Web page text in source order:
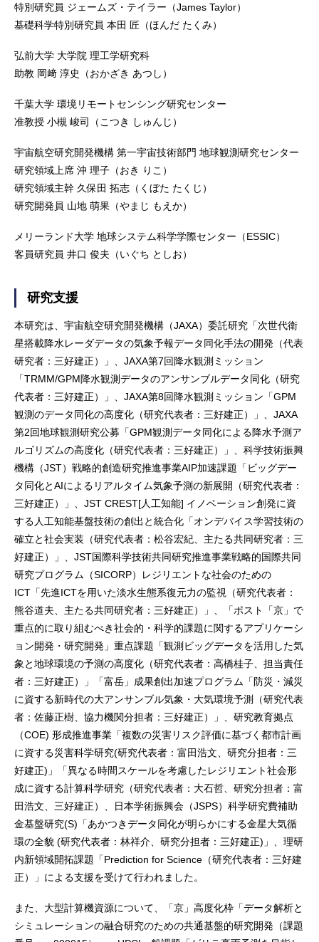
特別研究員 ジェームズ・テイラー（James Taylor）
基礎科学特別研究員 本田 匠（ほんだ たくみ）
弘前大学 大学院 理工学研究科
助教 岡﨑 淳史（おかざき あつし）
千葉大学 環境リモートセンシング研究センター
准教授 小槻 峻司（こつき しゅんじ）
宇宙航空研究開発機構 第一宇宙技術部門 地球観測研究センター
研究領域上席 沖 理子（おき りこ）
研究領域主幹 久保田 拓志（くぼた たくじ）
研究開発員 山地 萌果（やまじ もえか）
メリーランド大学 地球システム科学学際センター（ESSIC）
客員研究員 井口 俊夫（いぐち としお）
研究支援
本研究は、宇宙航空研究開発機構（JAXA）委託研究「次世代衛
星搭載降水レーダデータの気象予報データ同化手法の開発（代表
研究者：三好建正）」、JAXA第7回降水観測ミッション
「TRMM/GPM降水観測データのアンサンブルデータ同化（研究
代表者：三好建正）」、JAXA第8回降水観測ミッション「GPM
観測のデータ同化の高度化（研究代表者：三好建正）」、JAXA
第2回地球観測研究公募「GPM観測データ同化による降水予測ア
ルゴリズムの高度化（研究代表者：三好建正）」、科学技術振興
機構（JST）戦略的創造研究推進事業AIP加速課題「ビッグデー
タ同化とAIによるリアルタイム気象予測の新展開（研究代表者：
三好建正）」、JST CREST[人工知能] イノベーション創発に資
する人工知能基盤技術の創出と統合化「オンデバイス学習技術の
確立と社会実装（研究代表者：松谷宏紀、主たる共同研究者：三
好建正）」、JST国際科学技術共同研究推進事業戦略的国際共同
研究プログラム（SICORP）レジリエントな社会のための
ICT「先進ICTを用いた淡水生態系復元力の監視（研究代表者：
熊谷道夫、主たる共同研究者：三好建正）」、「ポスト「京」で
重点的に取り組むべき社会的・科学的課題に関するアプリケーシ
ョン開発・研究開発」重点課題「観測ビッグデータを活用した気
象と地球環境の予測の高度化（研究代表者：高橋桂子、担当責任
者：三好建正）」「富岳」成果創出加速プログラム「防災・減災
に資する新時代の大アンサンブル気象・大気環境予測（研究代表
者：佐藤正樹、協力機関分担者：三好建正）」、研究教育拠点
（COE) 形成推進事業「複数の災害リスク評価に基づく都市計画
に資する災害科学研究(研究代表者：富田浩文、研究分担者：三
好建正)」「異なる時間スケールを考慮したレジリエント社会形
成に資する計算科学研究（研究代表者：大石哲、研究分担者：富
田浩文、三好建正）、日本学術振興会（JSPS）科学研究費補助
金基盤研究(S)「あかつきデータ同化が明らかにする金星大気循
環の全貌 (研究代表者：林祥介、研究分担者：三好建正)」、理研
内新領域開拓課題「Prediction for Science（研究代表者：三好建
正）」による支援を受けて行われました。
また、大型計算機資源について、「京」高度化枠「データ解析と
シミュレーションの融合研究のための共通基盤的研究開発（課題